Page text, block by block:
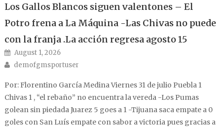
Los Gallos Blancos siguen valentones – El
Potro frena a La Máquina -Las Chivas no puede
con la franja .La acción regresa agosto 15
Posted on
August 1, 2026
Author
demofgmsportuser
Por: Florentino García Medina Viernes 31 de julio Puebla 1
Chivas 1 , “el rebaño” no encuentra la vereda -Los Pumas
golean sin piedada Juarez 5 goes a 1 -Tijuana saca empate a 0
goles con San Luís empate con sabor a victoria pues gracias a